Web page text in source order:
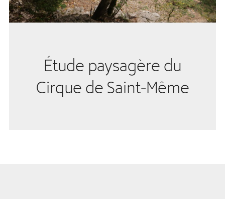
Étude paysagère du
Cirque de Saint-Même